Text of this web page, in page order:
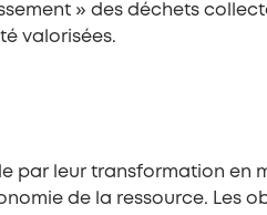
» des déchets
valorisées.
par leur transformation en
de la ressource. Les